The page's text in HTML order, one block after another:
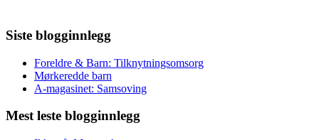
Siste blogginnlegg
Foreldre & Barn: Tilknytningsomsorg
Mørkeredde barn
A-magasinet: Samsoving
Mest leste blogginnlegg